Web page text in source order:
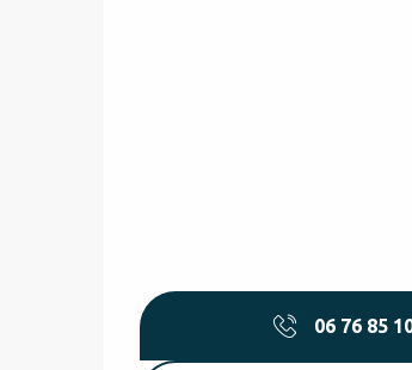
06 76 85